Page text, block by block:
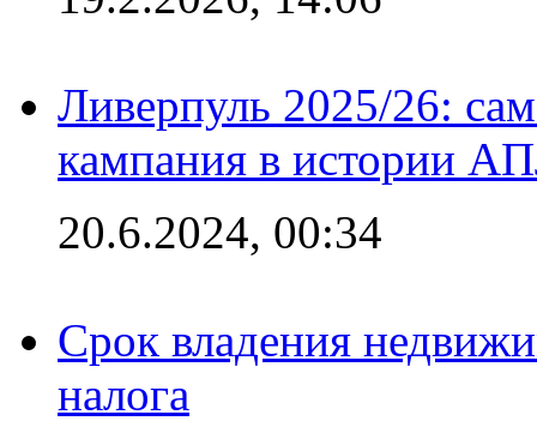
Ливерпуль 2025/26:
кампания в истории
20.6.2024, 00:34
Срок владения
налога